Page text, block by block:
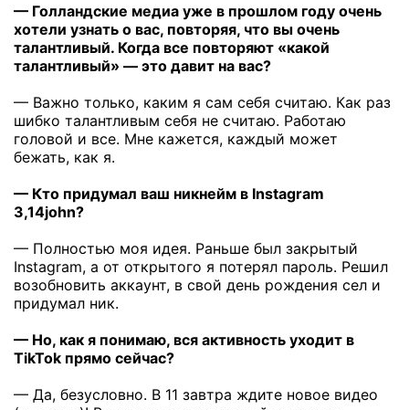
— Голландские медиа уже в прошлом году очень
хотели узнать о вас, повторяя, что вы очень
талантливый. Когда все повторяют «какой
талантливый» — это давит на вас?
— Важно только, каким я сам себя считаю. Как раз
шибко талантливым себя не считаю. Работаю
головой и все. Мне кажется, каждый может
бежать, как я.
— Кто придумал ваш никнейм в Instagram
3,14john?
— Полностью моя идея. Раньше был закрытый
Instagram, а от открытого я потерял пароль. Решил
возобновить аккаунт, в свой день рождения сел и
придумал ник.
— Но, как я понимаю, вся активность уходит в
TikTok прямо сейчас?
— Да, безусловно. В 11 завтра ждите новое видео